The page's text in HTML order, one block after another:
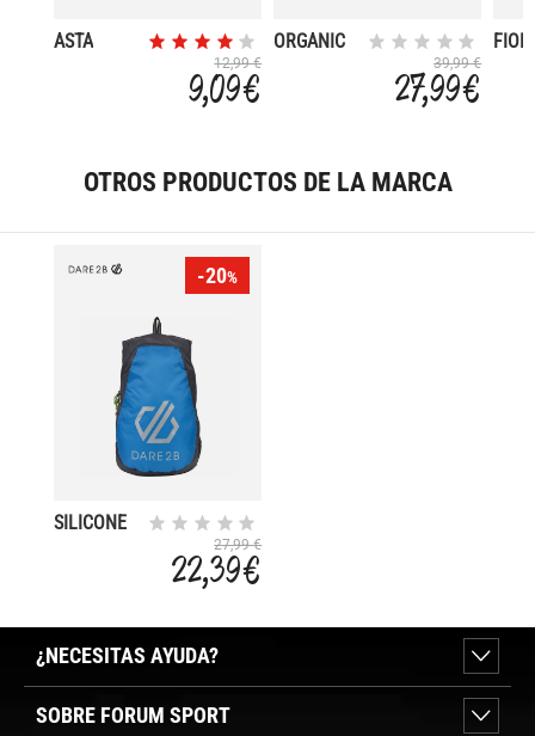
ASTA
12,99 €
9,09 €
ORGANIC
39,99 €
27,99 €
OTROS PRODUCTOS DE LA MARCA
-20%
SILICONE
27,99 €
22,39 €
¿NECESITAS AYUDA?
SOBRE FORUM SPORT